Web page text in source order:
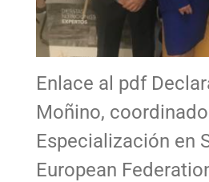
Enlace al pdf
Moñino,
Especialización en
European